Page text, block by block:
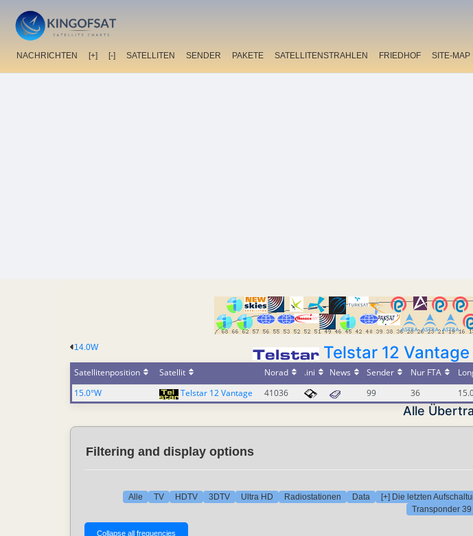
NACHRICHTEN [+] [-] SATELLITEN SENDER PAKETE SATELLITENSTRAHLEN FRIEDHOF SITE-MAP
14.0W Telstar 12 Vantage
Satellitenposition Satellit Norad .ini News Sender Nur FTA
15.0°W
Telstar 12 Vantage 41036 99 36
Alle
Filtering and display options
Alle TV HDTV 3DTV Ultra HD Radiostationen Data [+] Die letzten
Transponder 39